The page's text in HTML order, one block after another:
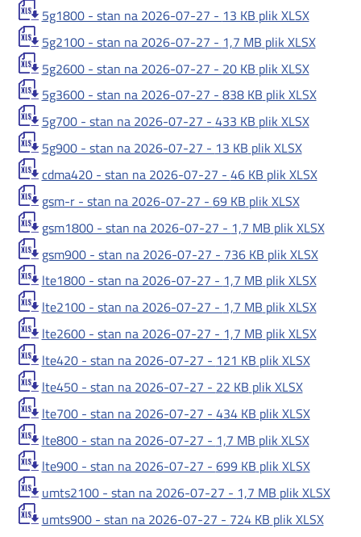
5g1800 - stan na 2026-07-27 - 13 KB plik XLSX
5g2100 - stan na 2026-07-27 - 1,7 MB plik XLSX
5g2600 - stan na 2026-07-27 - 20 KB plik XLSX
5g3600 - stan na 2026-07-27 - 838 KB plik XLSX
5g700 - stan na 2026-07-27 - 433 KB plik XLSX
5g900 - stan na 2026-07-27 - 13 KB plik XLSX
cdma420 - stan na 2026-07-27 - 46 KB plik XLSX
gsm-r - stan na 2026-07-27 - 69 KB plik XLSX
gsm1800 - stan na 2026-07-27 - 1,7 MB plik XLSX
gsm900 - stan na 2026-07-27 - 736 KB plik XLSX
lte1800 - stan na 2026-07-27 - 1,7 MB plik XLSX
lte2100 - stan na 2026-07-27 - 1,7 MB plik XLSX
lte2600 - stan na 2026-07-27 - 1,7 MB plik XLSX
lte420 - stan na 2026-07-27 - 121 KB plik XLSX
lte450 - stan na 2026-07-27 - 22 KB plik XLSX
lte700 - stan na 2026-07-27 - 434 KB plik XLSX
lte800 - stan na 2026-07-27 - 1,7 MB plik XLSX
lte900 - stan na 2026-07-27 - 699 KB plik XLSX
umts2100 - stan na 2026-07-27 - 1,7 MB plik XLSX
umts900 - stan na 2026-07-27 - 724 KB plik XLSX